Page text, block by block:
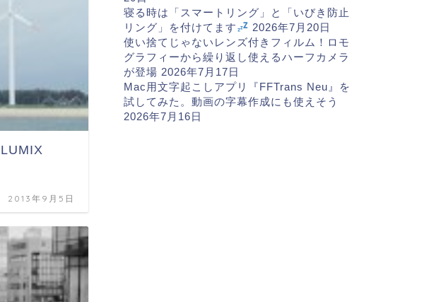
2013年9月5日
寝る時は「スマートリング」と「いびき防止
リング」を付けてます
2026年7月20日
使い捨てじゃないレンズ付きフィルム！ロモ
グラフィーから繰り返し使えるハーフカメラ
が登場 2026年7月17日
Mac用文字起こしアプリ『FFTrans Neu』を
試してみた。動画の字幕作成にも使えそう
2026年7月16日